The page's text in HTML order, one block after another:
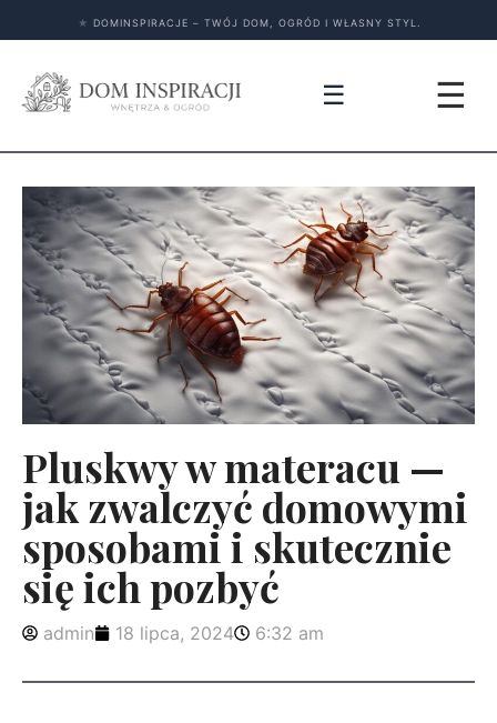
★ DOMINSPIRACJE – TWÓJ DOM, OGRÓD I WŁASNY STYL.
☰ ☰
Pluskwy w materacu —
jak zwalczyć domowymi
sposobami i skutecznie
się ich pozbyć
admin 18 lipca, 2024 6:32 am